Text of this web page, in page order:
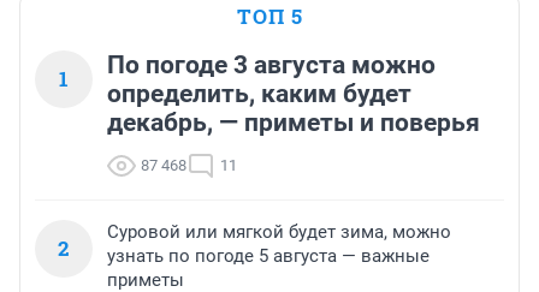
ТОП 5
1
По погоде 3 августа можно
определить, каким будет
декабрь, — приметы и поверья
87 468 11
2
Суровой или мягкой будет зима, можно
узнать по погоде 5 августа — важные
приметы